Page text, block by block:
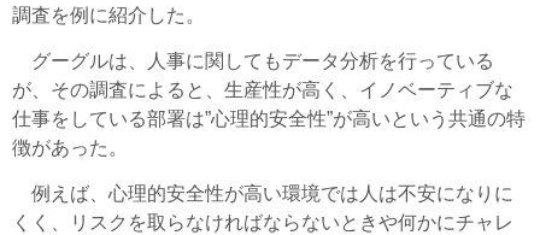
調査を例に紹介した。
グーグルは、人事に関してもデータ分析を行っている
が、その調査によると、生産性が高く、イノベーティブな
仕事をしている部署は”心理的安全性”が高いという共通の特
徴があった。
例えば、心理的安全性が高い環境では人は不安になりに
くく、リスクを取らなければならないときや何かにチャレ